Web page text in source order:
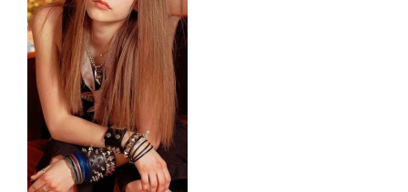
た
Avril
の
勝
負
Avril
Wins”
の